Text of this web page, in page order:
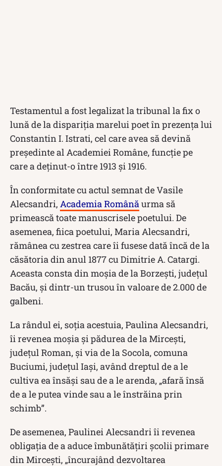
Testamentul a fost legalizat la tribunal la fix o
lună de la dispariția marelui poet în prezența lui
Constantin I. Istrati, cel care avea să devină
președinte al Academiei Române, funcție pe
care a deținut-o între 1913 și 1916.
În conformitate cu actul semnat de Vasile
Alecsandri, Academia Română urma să
primească toate manuscrisele poetului. De
asemenea, fiica poetului, Maria Alecsandri,
rămânea cu zestrea care îi fusese dată încă de la
căsătoria din anul 1877 cu Dimitrie A. Catargi.
Aceasta consta din moşia de la Borzeşti, judeţul
Bacău, şi dintr-un trusou în valoare de 2.000 de
galbeni.
La rândul ei, soția acestuia, Paulina Alecsandri,
îi revenea moşia și pădurea de la Mirceşti,
judeţul Roman, şi via de la Socola, comuna
Buciumi, judeţul Iaşi, având dreptul de a le
cultiva ea însăși sau de a le arenda, „afară însă
de a le putea vinde sau a le înstrăina prin
schimb”.
De asemenea, Paulinei Alecsandri îi revenea
obligaţia de a aduce îmbunătățiri școlii primare
din Mirceşti, „încurajând dezvoltarea